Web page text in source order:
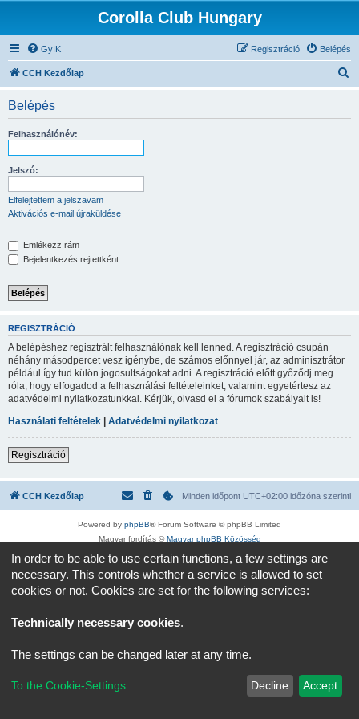
Corolla Club Hungary
GyIK Belépés
Regisztráció
CCH Kezdőlap
Belépés
Felhasználónév:
Jelszó:
Elfelejtettem a jelszavam
Aktivációs e-mail újraküldése
Emlékezz rám
Bejelentkezés rejtettként
REGISZTRÁCIÓ
A belépéshez regisztrált felhasználónak kell lenned. A regisztráció csupán
néhány másodpercet vesz igénybe, de számos előnnyel jár, az adminisztrátor
például így tud külön jogosultságokat adni. A regisztráció előtt győződj meg
róla, hogy elfogadod a felhasználási feltételeinket, valamint egyetértesz az
adatvédelmi nyilatkozatunkkal. Kérjük, olvasd el a fórumok szabályait is!
Használati feltételek | Adatvédelmi nyilatkozat
Regisztráció
CCH Kezdőlap Minden időpont UTC+02:00 időzóna szerinti
Powered by phpBB® Forum Software © phpBB Limited
Magyar fordítás ©Magyar phpBB Közösség
Adatvédelmi nyilatkozat | Használati feltételek
In order to be able to use certain functions, a few settings are
necessary. This controls whether a service is allowed to set
cookies or not. Cookies are set for the following services:
Technically necessary cookies.
The settings can be changed later at any time.
To the Cookie-Settings Decline Accept